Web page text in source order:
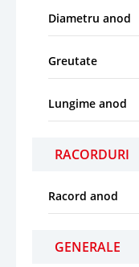
Diametru anod
Greutate
Lungime anod
RACORDURI
Racord anod
GENERALE